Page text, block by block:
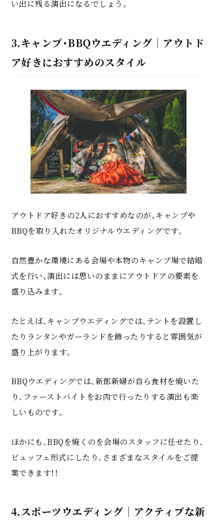
い出に残る演出になるでしょう。
3.キャンプ・BBQウエディング｜アウトド
ア好きにおすすめのスタイル
アウトドア好きの2人におすすめなのが、キャンプや
BBQを取り入れたオリジナルウエディングです。
自然豊かな環境にある会場や本物のキャンプ場で結婚
式を行い、演出には思いのままにアウトドアの要素を
盛り込みます。
たとえば、キャンプウエディングでは、テントを設置し
たりランタンやガーランドを飾ったりすると雰囲気が
盛り上がります。
BBQウエディングでは、新郎新婦が自ら食材を焼いた
り、ファーストバイトをお肉で行ったりする演出も楽
しいものです。
ほかにも、BBQを焼くのを会場のスタッフに任せたり、
ビュッフェ形式にしたり、さまざまなスタイルをご提
案できます！！
4.スポーツウエディング｜アクティブな新